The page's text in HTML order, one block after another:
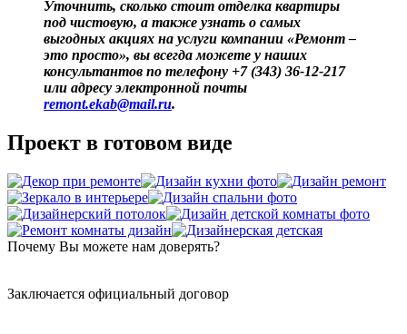
Уточнить, сколько стоит отделка квартиры
под чистовую, а также узнать о самых
выгодных акциях на услуги компании «Ремонт –
это просто», вы всегда можете у наших
консультантов по телефону +7 (343) 36-12-217
или адресу электронной почты
remont.ekab@mail.ru.
Проект в готовом виде
Почему Вы можете нам доверять?
Заключается официальный договор